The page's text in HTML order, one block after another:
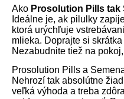
Ako Prosolution Pills tak
Ideálne je, ak pilulky
ktorá urýchľuje
mlieka. Doprajte si
Nezabudnite tiež na
Prosolution Pills a
Nehrozí tak absolútne
veľká výhoda a treba